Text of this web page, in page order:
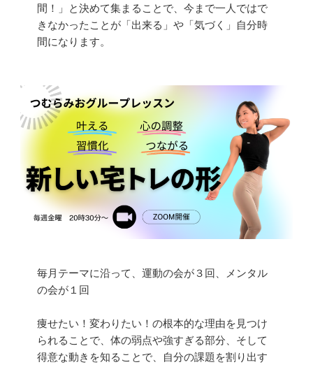
間！」と決めて集まることで、今まで一人ではで
きなかったことが「出来る」や「気づく」自分時
間になります。
毎月テーマに沿って、運動の会が３回、メンタル
の会が１回
痩せたい！変わりたい！の根本的な理由を見つけ
られることで、体の弱点や強すぎる部分、そして
得意な動きを知ることで、自分の課題を割り出す